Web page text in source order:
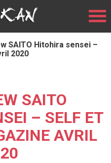
SAITO Hitohira sensei –
2020
SAITO
– SELF ET
AVRIL